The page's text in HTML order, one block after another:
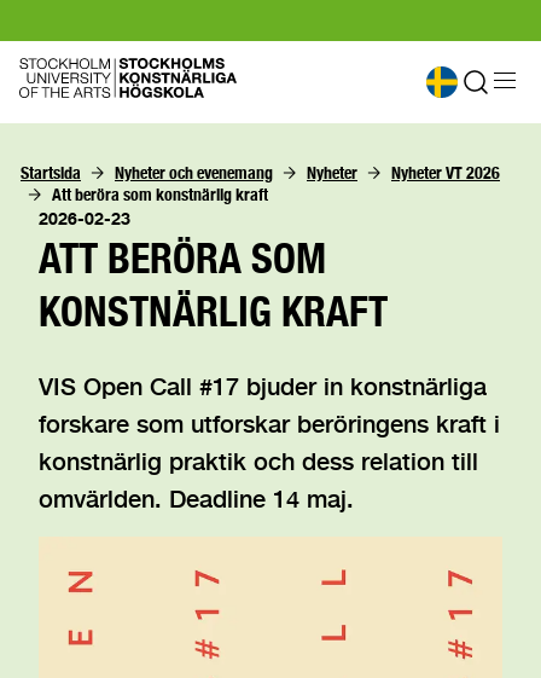
Startsida Nyheter och evenemang Nyheter
Nyheter VT 2026
Att beröra som konstnärlig kraft
2026-02-23
ATT BERÖRA SOM
KONSTNÄRLIG KRAFT
VIS Open Call #17 bjuder in konstnärliga
forskare som utforskar beröringens kraft i
konstnärlig praktik och dess relation till
omvärlden. Deadline 14 maj.